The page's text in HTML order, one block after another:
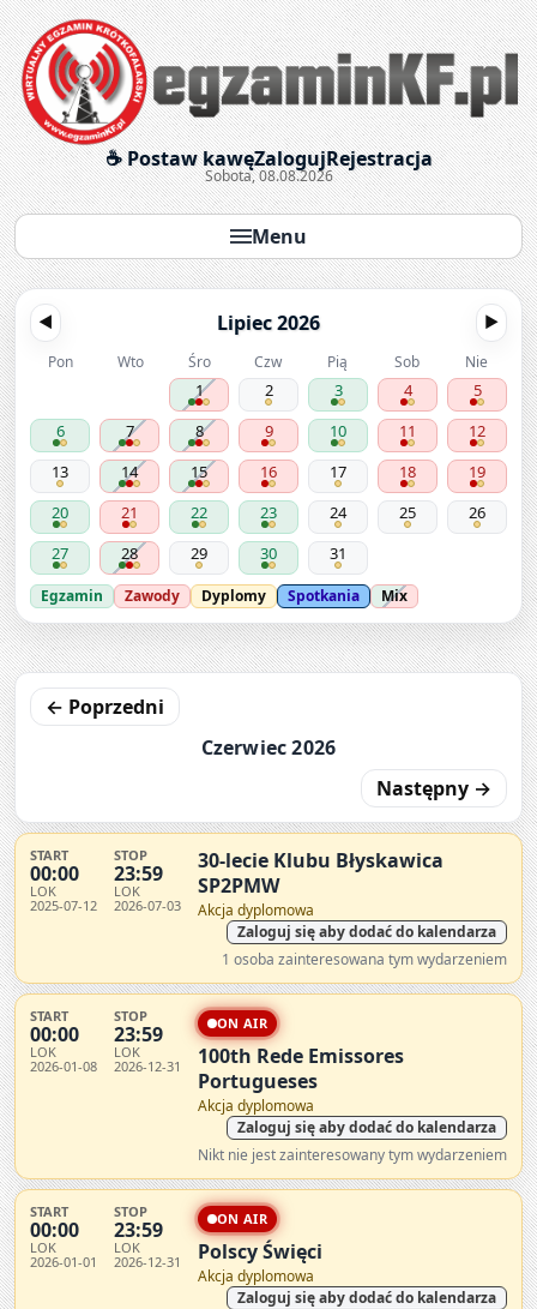
Egzaminy krótkofalarskie
☕ Postaw kawęZalogujRejestracja
Sobota, 08.08.2026
Menu
◀ Lipiec 2026 ▶
Pon Wto Śro Czw Pią Sob Nie
1 2 3 4
5
6
7 8 9 10 11
12
13
14 15 16 17 18
19
20
21 22 23 24 25
26
27
28 29 30 31
Egzamin Zawody Dyplomy Spotkania Mix
← Poprzedni
Czerwiec 2026
Następny →
START
00:00
LOK
2025-07-12
STOP
23:59
LOK
2026-07-03
30-lecie Klubu Błyskawica
SP2PMW
Akcja dyplomowa
Zaloguj się aby dodać do kalendarza
1 osoba zainteresowana tym wydarzeniem
START
00:00
LOK
2026-01-08
STOP
23:59
LOK
2026-12-31
ON AIR
100th Rede Emissores
Portugueses
Akcja dyplomowa
Zaloguj się aby dodać do kalendarza
Nikt nie jest zainteresowany tym wydarzeniem
START
00:00
LOK
2026-01-01
STOP
23:59
LOK
2026-12-31
ON AIR
Polscy Święci
Akcja dyplomowa
Zaloguj się aby dodać do kalendarza